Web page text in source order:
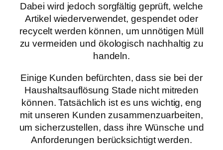
Dabei wird jedoch sorgfältig geprüft, welche
Artikel wiederverwendet, gespendet oder
recycelt werden können, um unnötigen Müll
zu vermeiden und ökologisch nachhaltig zu
handeln.
Einige Kunden befürchten, dass sie bei der
Haushaltsauflösung Stade nicht mitreden
können. Tatsächlich ist es uns wichtig, eng
mit unseren Kunden zusammenzuarbeiten,
um sicherzustellen, dass ihre Wünsche und
Anforderungen berücksichtigt werden.